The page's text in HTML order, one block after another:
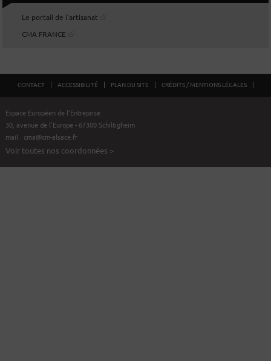
Le portail de l'artisanat
CMA FRANCE
CONTACT ACCESSIBILITÉ PLAN DU SITE CRÉDITS / MENTIONS LÉGALES
Espace Européen de l’Entreprise
30, avenue de l’Europe - 67300 Schiltigheim
mail : cma@cm-alsace.fr
Voir toutes nos coordonnées >